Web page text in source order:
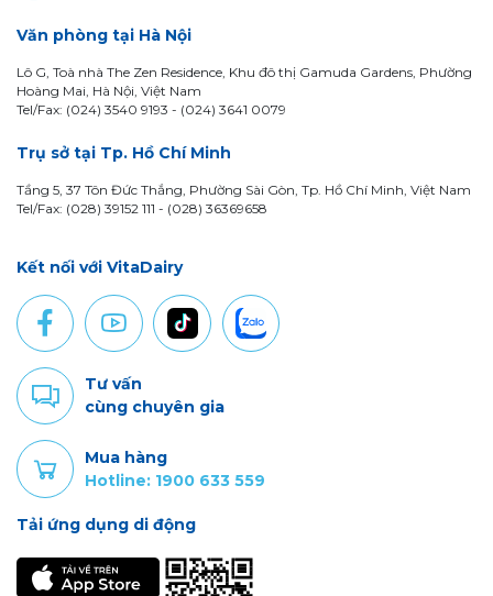
Văn phòng tại Hà Nội
Lô G, Toà nhà The Zen Residence, Khu đô thị Gamuda Gardens, Phường
Hoàng Mai, Hà Nội, Việt Nam
Tel/Fax: (024) 3540 9193 - (024) 3641 0079
Trụ sở tại Tp. Hồ Chí Minh
Tầng 5, 37 Tôn Đức Thắng, Phường Sài Gòn, Tp. Hồ Chí Minh, Việt Nam
Tel/Fax: (028) 39152 111 - (028) 36369658
Kết nối với VitaDairy
Tư vấn
cùng chuyên gia
Mua hàng
Hotline: 1900 633 559
Tải ứng dụng di động